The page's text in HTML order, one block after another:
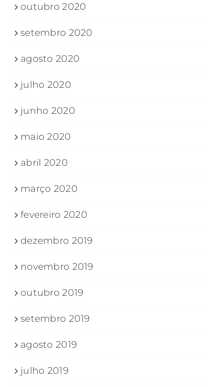
outubro 2020
setembro 2020
agosto 2020
julho 2020
junho 2020
maio 2020
abril 2020
março 2020
fevereiro 2020
dezembro 2019
novembro 2019
outubro 2019
setembro 2019
agosto 2019
julho 2019